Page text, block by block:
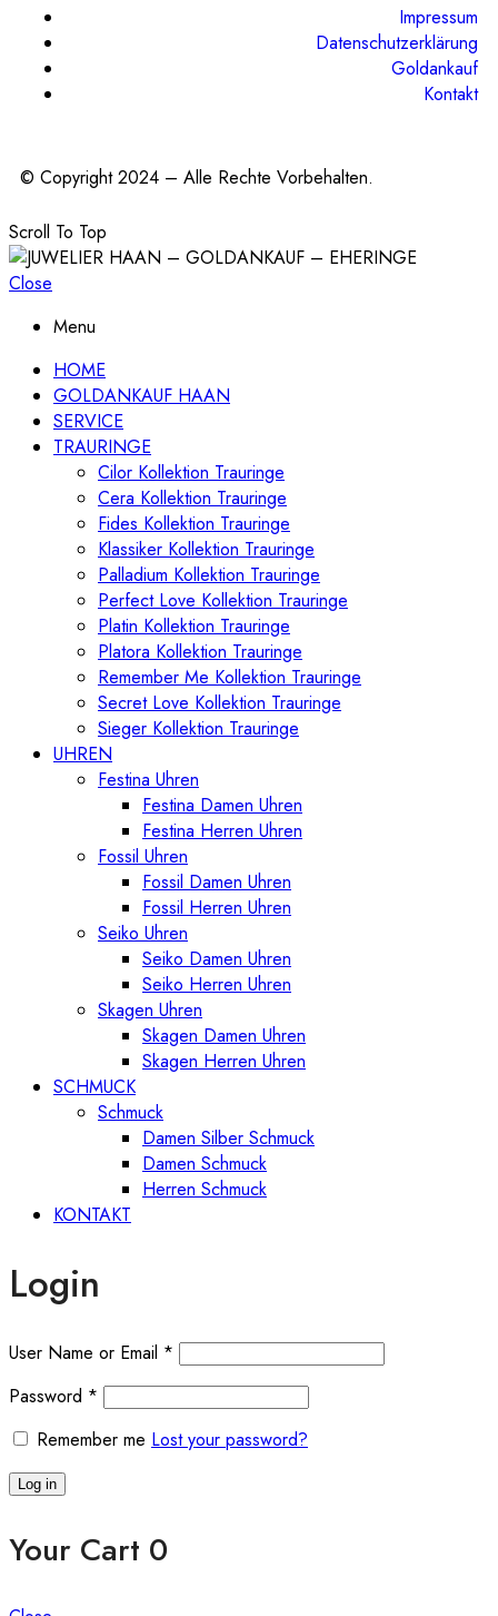
Impressum
Datenschutzerklärung
Goldankauf
Kontakt
© Copyright 2024 – Alle Rechte Vorbehalten.
Scroll To Top
Close
Menu
HOME
GOLDANKAUF HAAN
SERVICE
TRAURINGE
Cilor Kollektion Trauringe
Cera Kollektion Trauringe
Fides Kollektion Trauringe
Klassiker Kollektion Trauringe
Palladium Kollektion Trauringe
Perfect Love Kollektion Trauringe
Platin Kollektion Trauringe
Platora Kollektion Trauringe
Remember Me Kollektion Trauringe
Secret Love Kollektion Trauringe
Sieger Kollektion Trauringe
UHREN
Festina Uhren
Festina Damen Uhren
Festina Herren Uhren
Fossil Uhren
Fossil Damen Uhren
Fossil Herren Uhren
Seiko Uhren
Seiko Damen Uhren
Seiko Herren Uhren
Skagen Uhren
Skagen Damen Uhren
Skagen Herren Uhren
SCHMUCK
Schmuck
Damen Silber Schmuck
Damen Schmuck
Herren Schmuck
KONTAKT
Login
User Name or Email *
Password *
Remember me Lost your password?
Log in
Your Cart 0